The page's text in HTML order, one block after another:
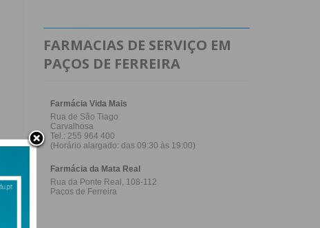
FARMACIAS DE SERVIÇO EM
PAÇOS DE FERREIRA